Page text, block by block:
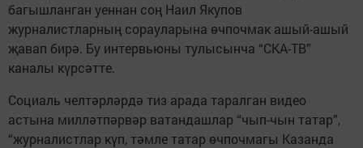
багышланган уеннан соң Наил Якупов
журналистларның сорауларына өчпочмак ашый-ашый
җавап бирә. Бу интервьюны тулысынча “СКА-ТВ”
каналы күрсәтте.
Социаль челтәрләрдә тиз арада таралган видео
астына милләтпәрвәр ватандашлар “чып-чын татар”,
“журналистлар күп, тәмле татар өчпочмагы Казанда